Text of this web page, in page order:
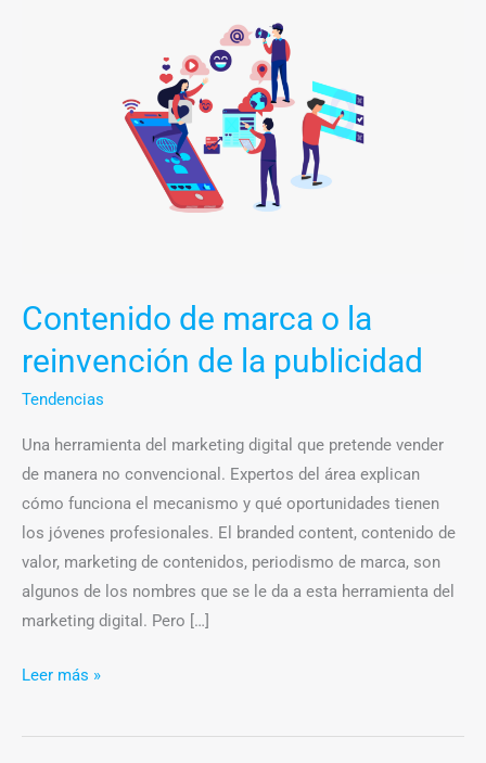
Contenido de marca o la
reinvención de la publicidad
Tendencias
Una herramienta del marketing digital que pretende vender
de manera no convencional. Expertos del área explican
cómo funciona el mecanismo y qué oportunidades tienen
los jóvenes profesionales. El branded content, contenido de
valor, marketing de contenidos, periodismo de marca, son
algunos de los nombres que se le da a esta herramienta del
marketing digital. Pero […]
Leer más »